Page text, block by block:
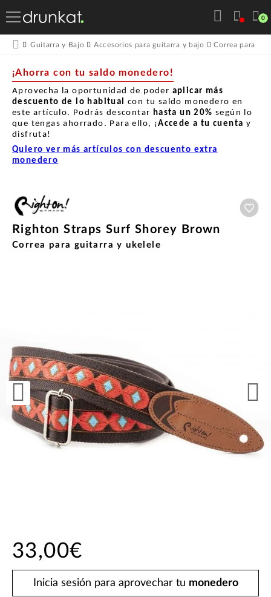
0
Guitarra y Bajo Accesorios para guitarra y bajo Correa para
¡Ahorra con tu saldo monedero!
Aprovecha la oportunidad de poder aplicar más
descuento de lo habitual con tu saldo monedero en
este artículo. Podrás descontar hasta un 20% según lo
que tengas ahorrado. Para ello, ¡Accede a tu cuenta y
disfruta!
Quiero ver más artículos con descuento extra
monedero
Righton Straps Surf Shorey Brown
Correa para guitarra y ukelele
33,00€
Inicia sesión para aprovechar tu monedero